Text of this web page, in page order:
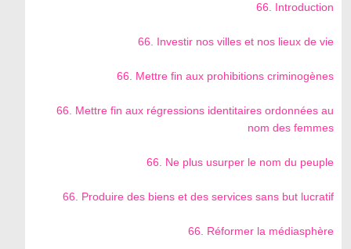
66. Introduction
66. Investir nos villes et nos lieux de vie
66. Mettre fin aux prohibitions criminogènes
66. Mettre fin aux régressions identitaires ordonnées au
nom des femmes
66. Ne plus usurper le nom du peuple
66. Produire des biens et des services sans but lucratif
66. Réformer la médiasphère